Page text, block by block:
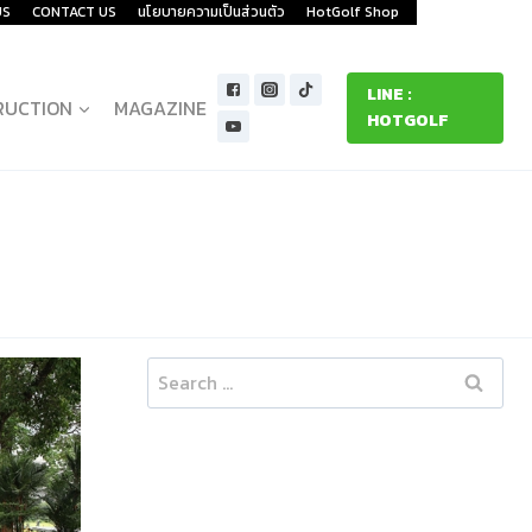
CONTACT US นโยบายความเป็นส่วนตัว HotGolf Shop
MAGAZINE
LINE :
HOTGOLF
Search
for: